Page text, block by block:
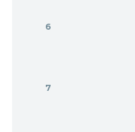
6
7